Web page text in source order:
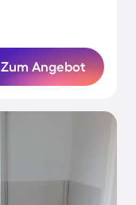
Zum Angebot